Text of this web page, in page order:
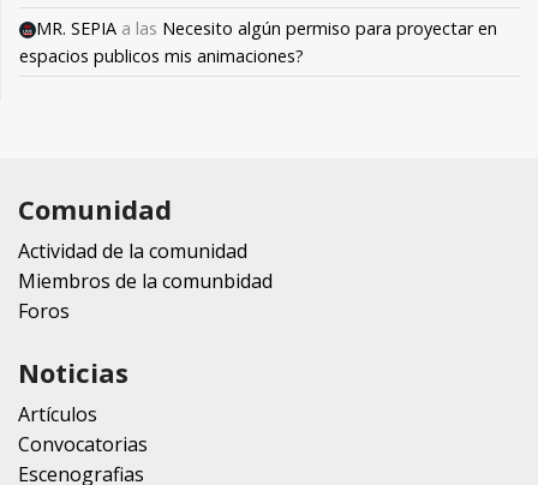
MR. SEPIA a las Necesito algún permiso para proyectar en
espacios publicos mis animaciones?
Comunidad
Actividad de la comunidad
Miembros de la comunbidad
Foros
Noticias
Artículos
Convocatorias
Escenografias